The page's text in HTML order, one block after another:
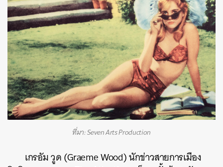
ที่มา: Seven Arts Production
เกรอัม วูด (Graeme Wood) นักข่าวสายการเมือง
ค้นหา
SHARE TWEET LINE EMAIL